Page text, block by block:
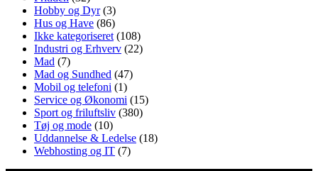
Hobby og Dyr(3)
Hus og Have (86)
Ikke kategoriseret (108)
Industri og Erhverv (22)
Mad (7)
Mad og Sundhed (47)
Mobil og telefoni (1)
Service og Økonomi (15)
Sport og friluftsliv (380)
Tøj og mode (10)
Uddannelse & Ledelse (18)
Webhosting og IT (7)